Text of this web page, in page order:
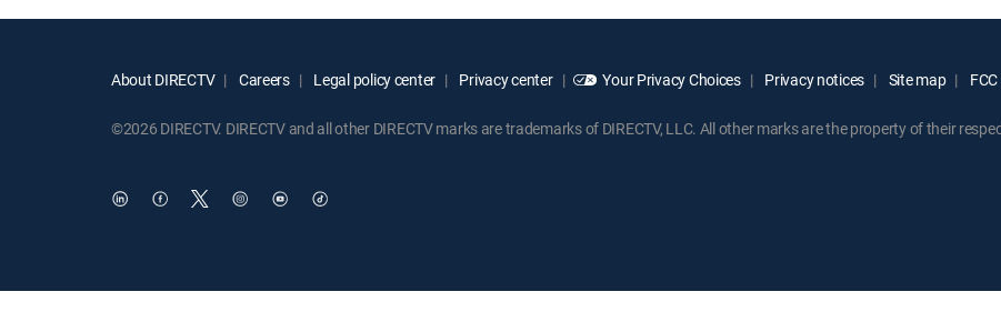
About DIRECTV Careers Legal policy center Privacy center Your Privacy Choices Privacy notices Site map
©2026 DIRECTV. DIRECTV and all other DIRECTV marks are trademarks of DIRECTV, LLC. All other marks are the property of their